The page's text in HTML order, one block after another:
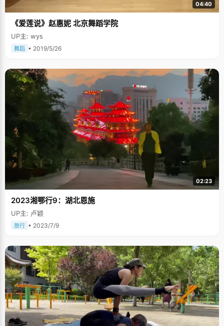
04:40
《爱莲说》赵惠妮 北京舞蹈学院
UP主: wys
舞蹈 • 2019/5/26
02:23
2023湘鄂行9：湖北恩施
UP主: 卢颖
旅行 • 2023/7/9